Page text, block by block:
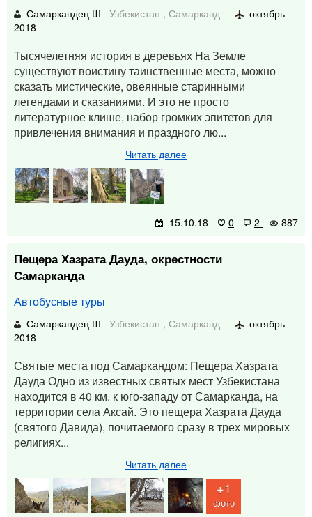
Самаркандец Ш Узбекистан , Самарканд
октябрь
2018
Тысячелетняя история в деревьях На Земле
существуют воистину таинственные места, можно
сказать мистические, овеянные старинными
легендами и сказаниями. И это не просто
литературное клише, набор громких эпитетов для
привлечения внимания и праздного лю...
Читать далее
15.10.18 0 2 887
Пещера Хазрата Дауда, окрестности
Самарканда
Автобусные туры
Самаркандец Ш Узбекистан , Самарканд
октябрь
2018
Святые места под Самаркандом: Пещера Хазрата
Дауда Одно из известных святых мест Узбекистана
находится в 40 км. к юго-западу от Самарканда, на
территории села Аксай. Это пещера Хазрата Дауда
(святого Давида), почитаемого сразу в трех мировых
религиях...
Читать далее
+1
фото